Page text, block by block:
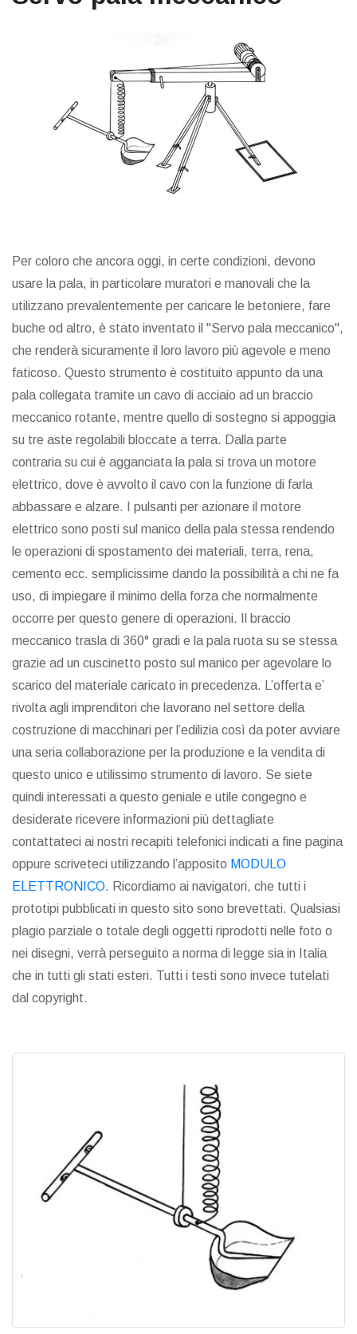
Per coloro che ancora oggi, in certe condizioni, devono
usare la pala, in particolare muratori e manovali che la
utilizzano prevalentemente per caricare le betoniere, fare
buche od altro, è stato inventato il "Servo pala meccanico",
che renderà sicuramente il loro lavoro più agevole e meno
faticoso. Questo strumento è costituito appunto da una
pala collegata tramite un cavo di acciaio ad un braccio
meccanico rotante, mentre quello di sostegno si appoggia
su tre aste regolabili bloccate a terra. Dalla parte
contraria su cui è agganciata la pala si trova un motore
elettrico, dove è avvolto il cavo con la funzione di farla
abbassare e alzare. I pulsanti per azionare il motore
elettrico sono posti sul manico della pala stessa rendendo
le operazioni di spostamento dei materiali, terra, rena,
cemento ecc. semplicissime dando la possibilità a chi ne fa
uso, di impiegare il minimo della forza che normalmente
occorre per questo genere di operazioni. Il braccio
meccanico trasla di 360° gradi e la pala ruota su se stessa
grazie ad un cuscinetto posto sul manico per agevolare lo
scarico del materiale caricato in precedenza. L’offerta e’
rivolta agli imprenditori che lavorano nel settore della
costruzione di macchinari per l’edilizia così da poter avviare
una seria collaborazione per la produzione e la vendita di
questo unico e utilissimo strumento di lavoro. Se siete
quindi interessati a questo geniale e utile congegno e
desiderate ricevere informazioni più dettagliate
contattateci ai nostri recapiti telefonici indicati a fine pagina
oppure scriveteci utilizzando l’apposito MODULO
ELETTRONICO. Ricordiamo ai navigatori, che tutti i
prototipi pubblicati in questo sito sono brevettati. Qualsiasi
plagio parziale o totale degli oggetti riprodotti nelle foto o
nei disegni, verrà perseguito a norma di legge sia in Italia
che in tutti gli stati esteri. Tutti i testi sono invece tutelati
dal copyright.